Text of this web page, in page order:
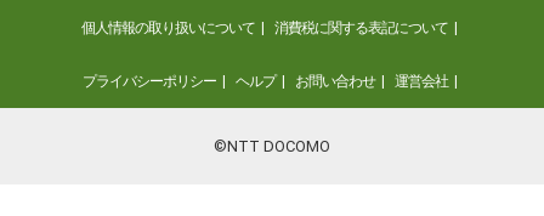
個人情報の取り扱いについて 消費税に関する表記について
プライバシーポリシー ヘルプ お問い合わせ 運営会社
©NTT DOCOMO